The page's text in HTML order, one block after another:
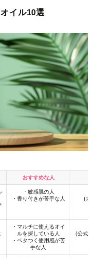
イル10選
おすすめな人
・敏感肌の人
・香り付きが苦手な人
(オ
・マルチに使えるオイ
ルを探している人
・ベタつく使用感が苦
手な人
(公式